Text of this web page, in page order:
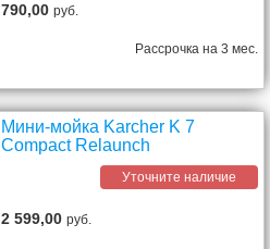
790,00руб.
Рассрочка на 3 мес.
Мини-мойка Karcher K 7
Compact Relaunch
Уточните наличие
2 599,00руб.